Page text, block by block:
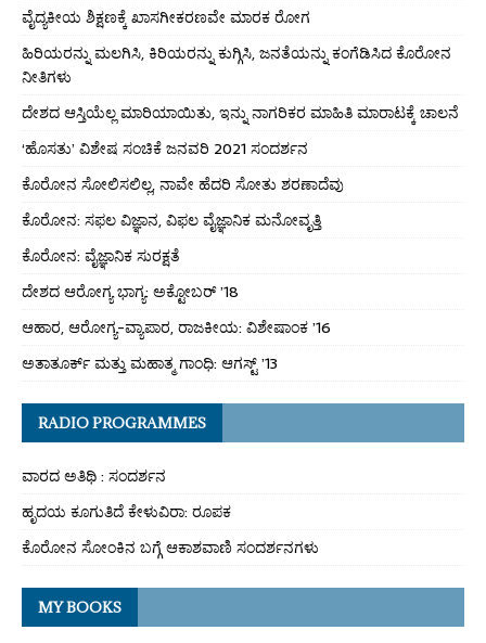
ವೈದ್ಯಕೀಯ ಶಿಕ್ಷಣಕ್ಕೆ ಖಾಸಗೀಕರಣವೇ ಮಾರಕ ರೋಗ
ಹಿರಿಯರನ್ನು ಮಲಗಿಸಿ, ಕಿರಿಯರನ್ನು ಕುಗ್ಗಿಸಿ, ಜನತೆಯನ್ನು ಕಂಗೆಡಿಸಿದ ಕೊರೋನ
ನೀತಿಗಳು
ದೇಶದ ಆಸ್ತಿಯೆಲ್ಲ ಮಾರಿಯಾಯಿತು, ಇನ್ನು ನಾಗರಿಕರ ಮಾಹಿತಿ ಮಾರಾಟಕ್ಕೆ ಚಾಲನೆ
‘ಹೊಸತು’ ವಿಶೇಷ ಸಂಚಿಕೆ ಜನವರಿ 2021 ಸಂದರ್ಶನ
ಕೊರೋನ ಸೋಲಿಸಲಿಲ್ಲ, ನಾವೇ ಹೆದರಿ ಸೋತು ಶರಣಾದೆವು
ಕೊರೋನ: ಸಫಲ ವಿಜ್ಞಾನ, ವಿಫಲ ವೈಜ್ಞಾನಿಕ ಮನೋವೃತ್ತಿ
ಕೊರೋನ: ವೈಜ್ಞಾನಿಕ ಸುರಕ್ಷತೆ
ದೇಶದ ಆರೋಗ್ಯ ಭಾಗ್ಯ: ಅಕ್ಟೋಬರ್ ’18
ಆಹಾರ, ಆರೋಗ್ಯ-ವ್ಯಾಪಾರ, ರಾಜಕೀಯ: ವಿಶೇಷಾಂಕ ’16
ಅತಾತೂರ್ಕ್ ಮತ್ತು ಮಹಾತ್ಮ ಗಾಂಧಿ: ಆಗಸ್ಟ್ ’13
RADIO PROGRAMMES
ವಾರದ ಅತಿಥಿ : ಸಂದರ್ಶನ
ಹೃದಯ ಕೂಗುತಿದೆ ಕೇಳುವಿರಾ: ರೂಪಕ
ಕೊರೋನ ಸೋಂಕಿನ ಬಗ್ಗೆ ಆಕಾಶವಾಣಿ ಸಂದರ್ಶನಗಳು
MY BOOKS